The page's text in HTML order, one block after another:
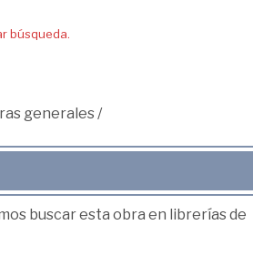
búsqueda.
generales/
buscar esta obra en librerías de